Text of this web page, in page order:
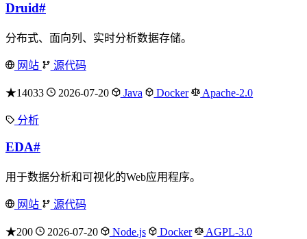
Druid#
分布式、面向列、实时分析数据存储。
网站 源代码
★14033 2026-07-20 Java Docker Apache-2.0
分析
EDA#
用于数据分析和可视化的Web应用程序。
网站 源代码
★200 2026-07-20 Node.js Docker AGPL-3.0